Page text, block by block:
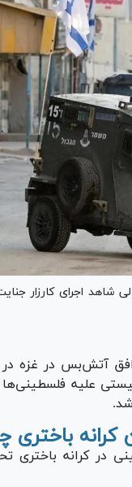
شاهد اجرای کارزار
علیه فلسطینی‌ها
باختری
میلیون فلسطینی در